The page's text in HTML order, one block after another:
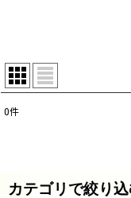
0件
カテゴリで絞り